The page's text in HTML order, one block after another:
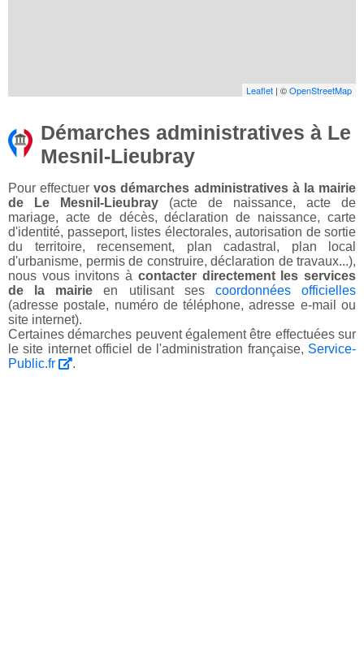
Leaflet | ©OpenStreetMap
Démarches administratives à Le
Mesnil-Lieubray
Pour effectuervos démarches administratives à la mairie
de Le Mesnil-Lieubray (acte de naissance, acte de
mariage, acte de décès, déclaration de naissance, carte
d'identité, passeport, listes électorales, autorisation de sortie
du territoire, recensement, plan cadastral, plan local
d'urbanisme, permis de construire, déclaration de travaux...),
nous vous invitons à contacter directement les services
de la mairie en utilisant ses coordonnées officielles
(adresse postale, numéro de téléphone, adresse e-mail ou
site internet).
Certaines démarches peuvent également être effectuées sur
le site internet officiel de l'administration française, Service-
Public.fr
.